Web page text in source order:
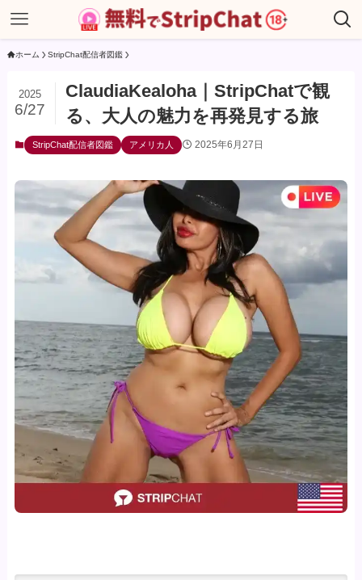
ホーム StripChat配信者図鑑
ClaudiaKealoha｜StripChatで観
る、大人の魅力を再発見する旅
2025
6/27
StripChat配信者図鑑 アメリカ人 2025年6月27日